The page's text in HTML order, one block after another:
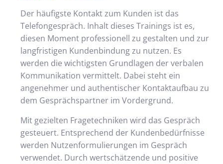
Der häufigste Kontakt zum Kunden ist das
Telefongespräch. Inhalt dieses Trainings ist es,
diesen Moment professionell zu gestalten und zur
langfristigen Kundenbindung zu nutzen. Es
werden die wichtigsten Grundlagen der verbalen
Kommunikation vermittelt. Dabei steht ein
angenehmer und authentischer Kontaktaufbau zu
dem Gesprächspartner im Vordergrund.
Mit gezielten Fragetechniken wird das Gespräch
gesteuert. Entsprechend der Kundenbedürfnisse
werden Nutzenformulierungen im Gespräch
verwendet. Durch wertschätzende und positive